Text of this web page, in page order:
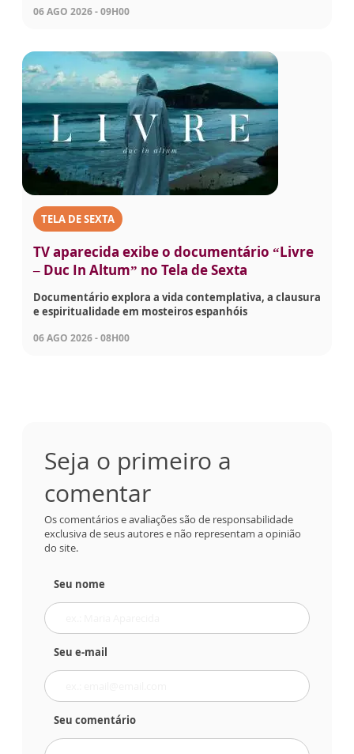
06 AGO 2026 - 09H00
TELA DE SEXTA
TV aparecida exibe o documentário “Livre
– Duc In Altum” no Tela de Sexta
Documentário explora a vida contemplativa, a clausura
e espiritualidade em mosteiros espanhóis
06 AGO 2026 - 08H00
Seja o primeiro a
comentar
Os comentários e avaliações são de responsabilidade
exclusiva de seus autores e não representam a opinião
do site.
Seu nome
Seu e-mail
Seu comentário